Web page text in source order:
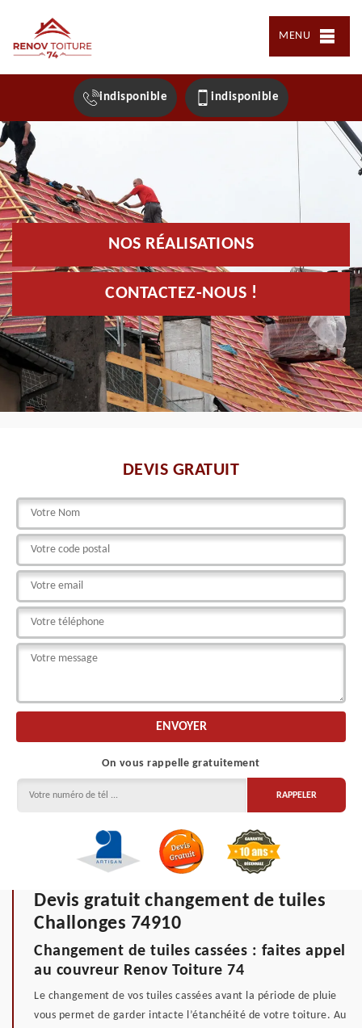
MENU
indisponible indisponible
NOS RÉALISATIONS
CONTACTEZ-NOUS !
DEVIS GRATUIT
On vous rappelle gratuitement
Devis gratuit changement de tuiles
Challonges 74910
Changement de tuiles cassées : faites appel
au couvreur Renov Toiture 74
Le changement de vos tuiles cassées avant la période de pluie
vous permet de garder intacte l’étanchéité de votre toiture. Au